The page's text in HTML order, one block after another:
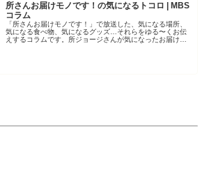
所さんお届けモノです！の気になるトコロ | MBS
コラム
「所さんお届けモノです！」で放送した、気になる場所、
気になる食べ物、気になるグッズ…それらをゆる〜くお伝
えするコラムです。所ジョージさんが気になったお届けモ